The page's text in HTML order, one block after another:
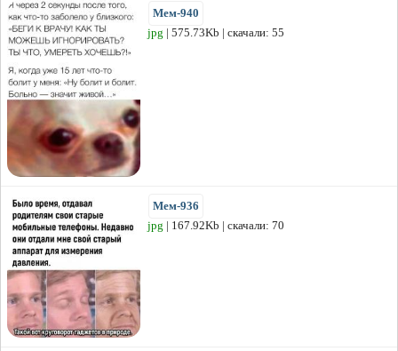
Мем-940
jpg | 575.73Kb | скачали: 55
Мем-936
jpg | 167.92Kb | скачали: 70